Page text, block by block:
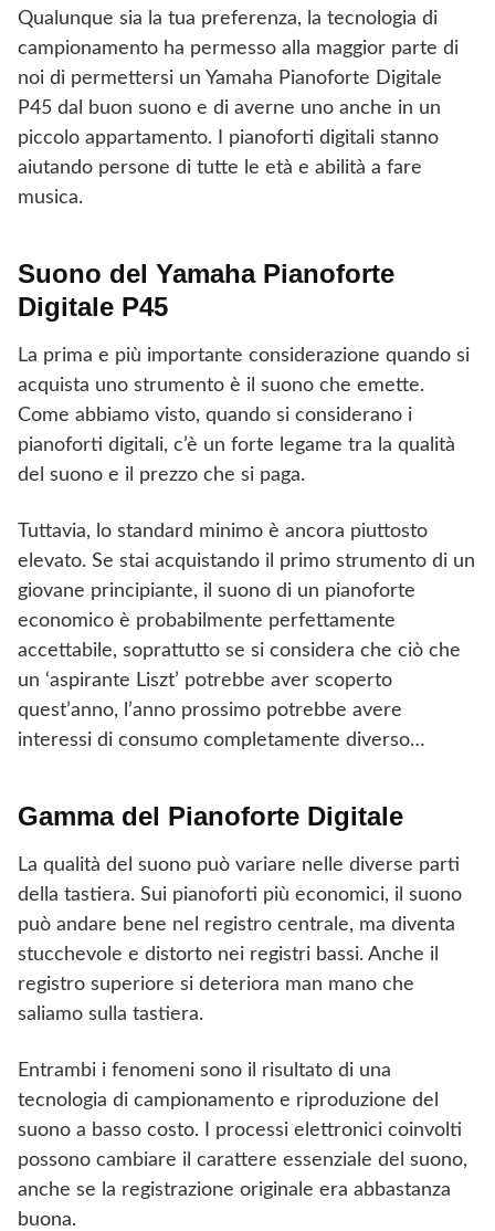
Qualunque sia la tua preferenza, la tecnologia di
campionamento ha permesso alla maggior parte di
noi di permettersi un Yamaha Pianoforte Digitale
P45 dal buon suono e di averne uno anche in un
piccolo appartamento. I pianoforti digitali stanno
aiutando persone di tutte le età e abilità a fare
musica.
Suono del Yamaha Pianoforte
Digitale P45
La prima e più importante considerazione quando si
acquista uno strumento è il suono che emette.
Come abbiamo visto, quando si considerano i
pianoforti digitali, c’è un forte legame tra la qualità
del suono e il prezzo che si paga.
Tuttavia, lo standard minimo è ancora piuttosto
elevato. Se stai acquistando il primo strumento di un
giovane principiante, il suono di un pianoforte
economico è probabilmente perfettamente
accettabile, soprattutto se si considera che ciò che
un ‘aspirante Liszt’ potrebbe aver scoperto
quest’anno, l’anno prossimo potrebbe avere
interessi di consumo completamente diverso…
Gamma del Pianoforte Digitale
La qualità del suono può variare nelle diverse parti
della tastiera. Sui pianoforti più economici, il suono
può andare bene nel registro centrale, ma diventa
stucchevole e distorto nei registri bassi. Anche il
registro superiore si deteriora man mano che
saliamo sulla tastiera.
Entrambi i fenomeni sono il risultato di una
tecnologia di campionamento e riproduzione del
suono a basso costo. I processi elettronici coinvolti
possono cambiare il carattere essenziale del suono,
anche se la registrazione originale era abbastanza
buona.